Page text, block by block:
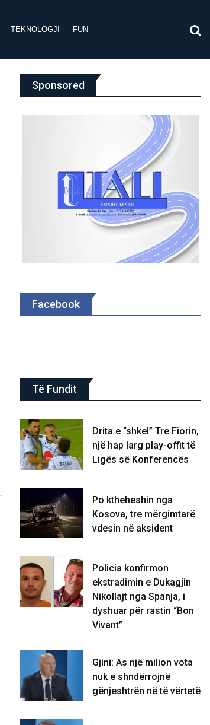
TEKNOLOGJI FUN
Sponsored
Facebook
Të Fundit
Drita e “shkel” Tre Fiorin,
një hap larg play-offit të
Ligës së Konferencës
Po ktheheshin nga
Kosova, tre mërgimtarë
vdesin në aksident
Policia konfirmon
ekstradimin e Dukagjin
Nikollajt nga Spanja, i
dyshuar për rastin “Bon
Vivant”
Gjini: As një milion vota
nuk e shndërrojnë
gënjeshtrën në të vërtetë